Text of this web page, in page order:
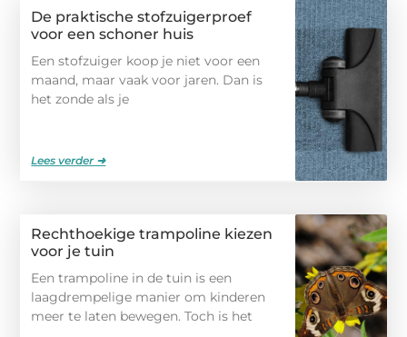
De praktische stofzuigerproef
voor een schoner huis
Een stofzuiger koop je niet voor een
maand, maar vaak voor jaren. Dan is
het zonde als je
Lees verder ➜
Rechthoekige trampoline kiezen
voor je tuin
Een trampoline in de tuin is een
laagdrempelige manier om kinderen
meer te laten bewegen. Toch is het